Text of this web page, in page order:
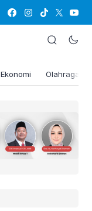
Ekonomi Olahraga